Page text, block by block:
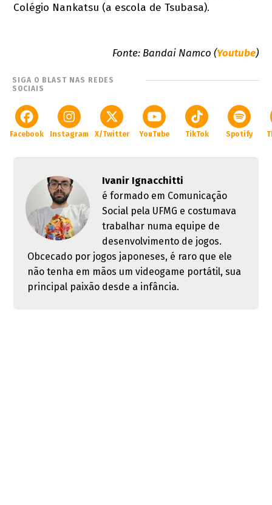
Colégio Nankatsu (a escola de Tsubasa).
Fonte: Bandai Namco (Youtube)
SIGA O BLAST NAS REDES
SOCIAIS
Facebook Instagram X/Twitter YouTube TikTok Spotify
Ivanir Ignacchitti
é formado em Comunicação
Social pela UFMG e costumava
trabalhar numa equipe de
desenvolvimento de jogos.
Obcecado por jogos japoneses, é raro que ele
não tenha em mãos um videogame portátil, sua
principal paixão desde a infância.